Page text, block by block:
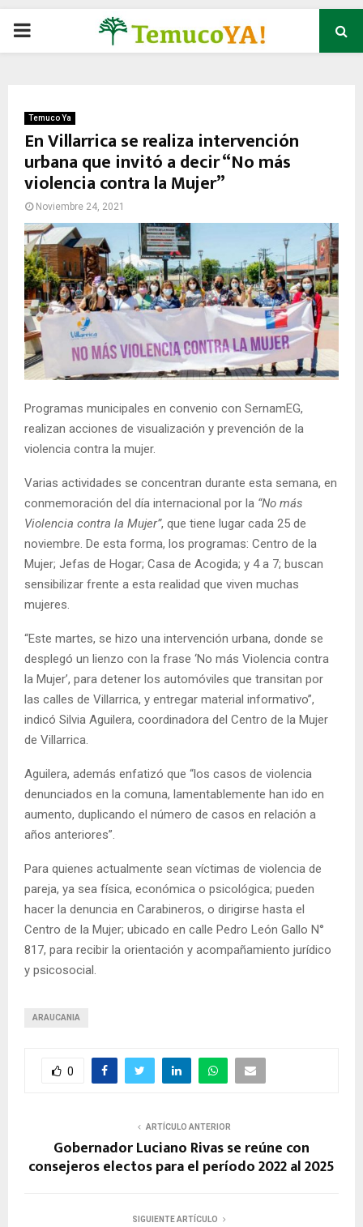
P
M
A
R
Y
M
E
N
Temuco Ya
En Villarrica se realiza intervención
urbana que invitó a decir “No más
violencia contra la Mujer”
Noviembre 24, 2021
Programas municipales en convenio con SernamEG,
realizan acciones de visualización y prevención de la
violencia contra la mujer.
Varias actividades se concentran durante esta semana, en
conmemoración del día internacional por la “No más
Violencia contra la Mujer”, que tiene lugar cada 25 de
noviembre. De esta forma, los programas: Centro de la
Mujer; Jefas de Hogar; Casa de Acogida; y 4 a 7; buscan
sensibilizar frente a esta realidad que viven muchas
mujeres.
“Este martes, se hizo una intervención urbana, donde se
desplegó un lienzo con la frase ‘No más Violencia contra
la Mujer’, para detener los automóviles que transitan por
las calles de Villarrica, y entregar material informativo”,
indicó Silvia Aguilera, coordinadora del Centro de la Mujer
de Villarrica.
Aguilera, además enfatizó que “los casos de violencia
denunciados en la comuna, lamentablemente han ido en
aumento, duplicando el número de casos en relación a
años anteriores”.
Para quienes actualmente sean víctimas de violencia de
pareja, ya sea física, económica o psicológica; pueden
hacer la denuncia en Carabineros, o dirigirse hasta el
Centro de la Mujer; ubicado en calle Pedro León Gallo N°
817, para recibir la orientación y acompañamiento jurídico
y psicosocial.
ARAUCANIA
0
ARTÍCULO ANTERIOR
Gobernador Luciano Rivas se reúne con
consejeros electos para el período 2022 al 2025
SIGUIENTE ARTÍCULO